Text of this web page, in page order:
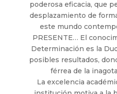
poderosa eficacia, que
desplazamiento de
este mundo
PRESENTE… El
Determinación es la
posibles resultados,
férrea de la
La excelencia